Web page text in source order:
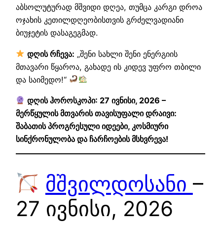
აბსოლუტურად მშვიდი დღეა, თუმცა კარგი დროა
ოჯახის კეთილდღეობისთვის გრძელვადიანი
ბიუჯეტის დასაგეგმად.
დღის რჩევა: „შენი სახლი შენი ენერგიის
მთავარი წყაროა, გახადე ის კიდევ უფრო თბილი
და საიმედო!“
დღის ჰოროსკოპი: 27 ივნისი, 2026 –
მერწყულის მთვარის თავისუფალი დრაივი:
შაბათის პროგრესული იდეები, კოსმიური
სინქრონულობა და ჩარჩოების მსხვრევა!
მშვილდოსანი –
27 ივნისი, 2026